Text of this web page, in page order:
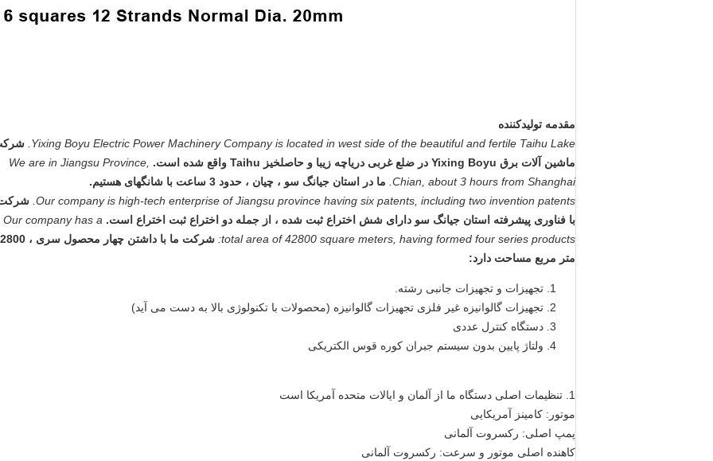
مقدمه تولیدکننده
Yixing Boyu Electric Power Machinery Company is located in west side of the beautiful and fertile Taihu Lake.
ماشین آلات برق Yixing Boyu در ضلع غربی دریاچه زیبا و حاصلخیز Taihu واقع شده است.
We are in Jiangsu Province,
Chian, about 3 hours from Shanghai. ما در استان جیانگ سو ، چیان ، حدود 3 ساعت با شانگهای هستیم.
Our company is high-tech enterprise of Jiangsu province having six patents, including two invention patents.
با فناوری پیشرفته استان جیانگ سو دارای شش اختراع ثبت شده ، از جمله دو اختراع ثبت اختراع است. Our company has a
total area of 42800 square meters, having formed four series products:
شرکت ما با داشتن چهار محصول
متر مربع مساحت دارد:
تجهیزات و تجهیزات جانبی رشته.
تجهیزات گالوانیزه غیر فلزی تجهیزات گالوانیزه (محصولات با تکنولوژی بالا به دست می آید)
دستگاه کنترل عددی
ولتاژ پایین بدون سیستم جبران کوره قوس الکتریکی
1. تنظیمات اصلی دستگاه ما از آلمان و ایالات متحده آمریکا است
موتور: کامینز آمریکایی
پمپ اصلی: رکسروت آلمانی
کاهنده اصلی موتور و سرعت: رکسروت آلمانی